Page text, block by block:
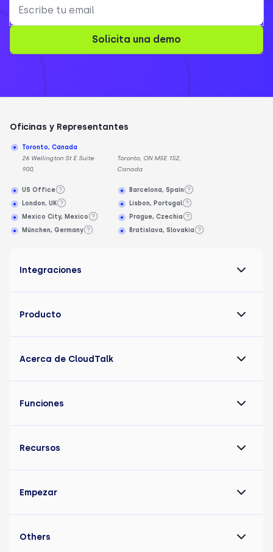
Solicita una demo
Oficinas y Representantes
Toronto, Canada
26 Wellington St E Suite
900,
Toronto, ON M5E 1S2,
Canada
US Office
London, UK
Mexico City, Mexico
München, Germany
Barcelona, Spain
Lisbon, Portugal
Prague, Czechia
Bratislava, Slovakia
Integraciones
Producto
Acerca de CloudTalk
Funciones
Recursos
Empezar
Others